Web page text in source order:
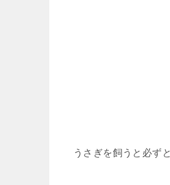
うさぎを飼うと必ず